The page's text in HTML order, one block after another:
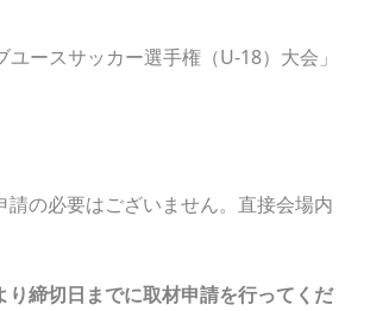
ースサッカー選手権（U-18）大会」
の必要はございません。直接会場内
締切日までに取材申請を行ってくだ